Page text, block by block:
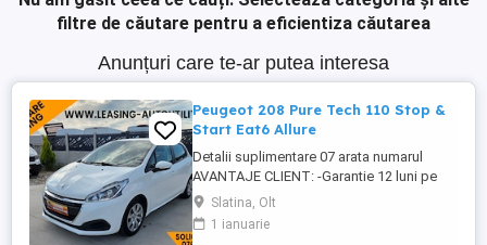
filtre de căutare pentru a eficientiza căutarea
Anunțuri care te-ar putea interesa
Peugeot 208 Pure Tech 110 Stop &
Start Eat6 Allure
Detalii suplimentare 07 arata numarul
AVANTAJE CLIENT: -Garantie 12 luni pe
cutie viteze si motor cu posibilitate
extindere -GRATUIT Ulei+filtre la predare -
Servicii RAR -Eliberare numere provizorii -
Slatina, Olt
1 ianuarie